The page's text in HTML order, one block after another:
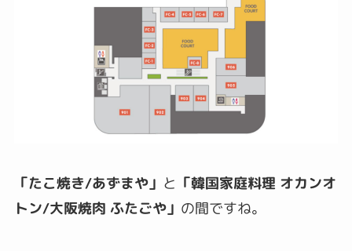
「たこ焼き/あずまや」 と 「韓国家庭料理 オカンオ
トン/大阪焼肉 ふたごや」 の間ですね。